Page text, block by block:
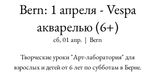
Bern: 1 апреля - Vespa
акварелью (6+)
сб, 01 апр.
  |
Bern
Творческие уроки "Арт-лаборатория" для
взрослых и детей от 6 лет по субботам в Берне.